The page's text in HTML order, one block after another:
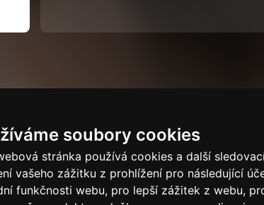
soubory cookies
stránka používá cookies a další
vašeho zážitku z prohlížení pro následující
funkčnosti webu, pro lepší zážitek z webu,
Dárkový certifikát
světové ceny zlata Puncovní značky